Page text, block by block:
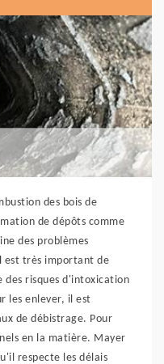
des bois de
de dépôts comme
des problèmes
est très important de
des risques d'intoxication
les enlever, il est
de débistrage. Pour
en la matière. Mayer
respecte les délais